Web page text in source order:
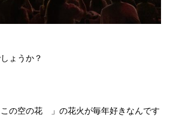
ょうか？
の空の花 」の花火が毎年好きなんです